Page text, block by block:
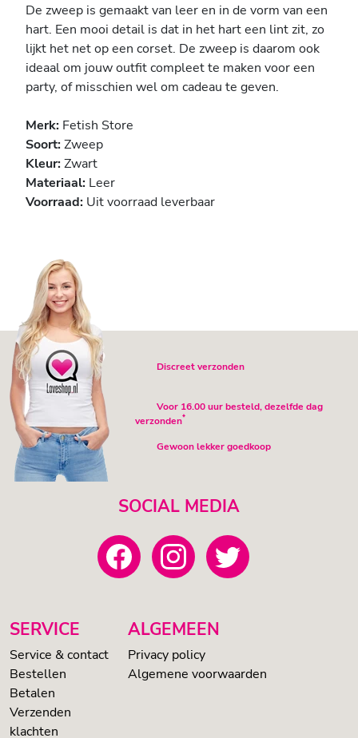
De zweep is gemaakt van leer en in de vorm van een
hart. Een mooi detail is dat in het hart een lint zit, zo
lijkt het net op een corset. De zweep is daarom ook
ideaal om jouw outfit compleet te maken voor een
party, of misschien wel om cadeau te geven.
Merk: Fetish Store
Soort:Zweep
Kleur:Zwart
Materiaal: Leer
Voorraad: Uit voorraad leverbaar
Discreet verzonden
Voor 16.00 uur besteld, dezelfde dag
verzonden*
Gewoon lekker goedkoop
SOCIAL MEDIA
SERVICE
Service & contact
Bestellen
Betalen
Verzenden
klachten
ALGEMEEN
Privacy policy
Algemene voorwaarden